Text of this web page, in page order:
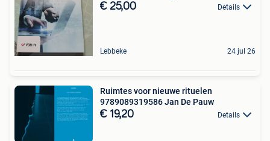
€ 25,00 Details
Lebbeke 24 jul 26
Ruimtes voor nieuwe rituelen
9789089319586 Jan De Pauw
€ 19,20 Details